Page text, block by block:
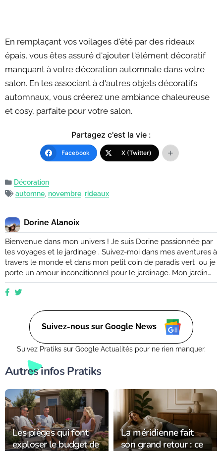
En remplaçant vos voilages d'été par des rideaux
épais, vous êtes assuré d'ajouter l'élément décoratif
manquant à votre décoration automnale dans votre
salon. En les associant à d'autres objets décoratifs
automnaux, vous créerez une ambiance chaleureuse
et cosy, parfaite pour votre salon.
Partagez c'est la vie :
Facebook X (Twitter)
Décoration
automne, novembre, rideaux
Dorine Alanoix
Bienvenue dans mon univers ! Je suis Dorine passionnée par
les voyages et le jardinage . Suivez-moi dans mes aventures à
travers le monde et dans mon petit coin de paradis vert ou je
porte un amour inconditionnel pour le jardinage. Mon jardin
est mon havre de paix, un endroit où je peux me ressourcer
et m'émerveiller devant la beauté de la nature. Suivez mes
ce soit dans un petit coin de balcon ou dans un vaste espace
verdoyant. Suivez-nous sur Google News
Suivez Pratiks sur Google Actualités pour ne rien manquer.
Autres infos Pratiks
Les pièges qui font
exploser le budget de
La méridienne fait
son grand retour : ce